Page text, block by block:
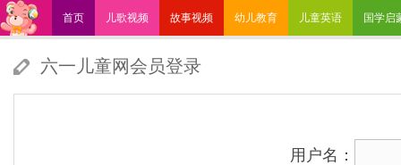
首页 儿歌视频 故事视频 幼儿教育 儿童英语 国学启
六一儿童网会员登录
用户名：